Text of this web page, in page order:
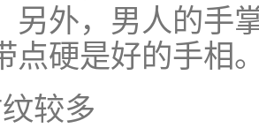
另外，男人的手
点硬是好的手相
较多